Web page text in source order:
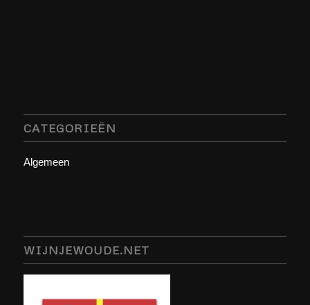
CATEGORIEËN
Algemeen
WIJNJEWOUDE.NET